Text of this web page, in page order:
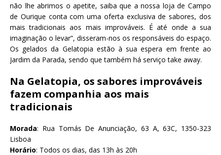
não lhe abrimos o apetite, saiba que a nossa loja de Campo
de Ourique conta com uma oferta exclusiva de sabores, dos
mais tradicionais aos mais improváveis. É até onde a sua
imaginação o levar”, disseram-nos os responsáveis do espaço.
Os gelados da Gelatopia estão à sua espera em frente ao
Jardim da Parada, sendo que também há serviço take away.
Na Gelatopia, os sabores improváveis
fazem companhia aos mais
tradicionais
Morada: Rua Tomás De Anunciação, 63 A, 63C, 1350-323
Lisboa
Horário: Todos os dias, das 13h às 20h